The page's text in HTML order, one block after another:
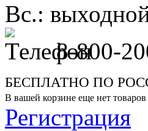
Вс.:
8-800-
БЕСПЛАТНО ПО
В вашей корзине еще нет товаров
Регистрация